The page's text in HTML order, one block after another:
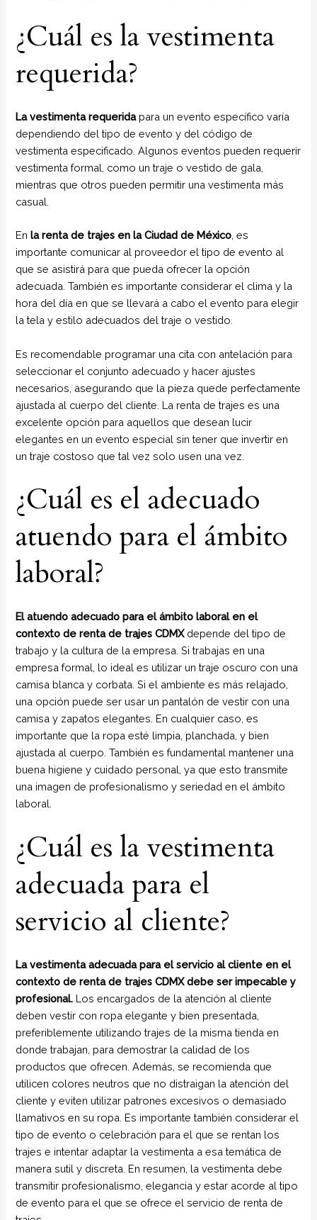
¿Cuál es la vestimenta
requerida?
La vestimenta requeridapara un evento específico varía
dependiendo del tipo de evento y del código de
vestimenta especificado. Algunos eventos pueden requerir
vestimenta formal, como un traje o vestido de gala,
mientras que otros pueden permitir una vestimenta más
casual.
Enla renta de trajes en la Ciudad de México, es
importante comunicar al proveedor el tipo de evento al
que se asistirá para que pueda ofrecer la opción
adecuada. También es importante considerar el clima y la
hora del día en que se llevará a cabo el evento para elegir
la tela y estilo adecuados del traje o vestido.
Es recomendable programar una cita con antelación para
seleccionar el conjunto adecuado y hacer ajustes
necesarios, asegurando que la pieza quede perfectamente
ajustada al cuerpo del cliente. La renta de trajes es una
excelente opción para aquellos que desean lucir
elegantes en un evento especial sin tener que invertir en
un traje costoso que tal vez solo usen una vez.
¿Cuál es el adecuado
atuendo para el ámbito
laboral?
El atuendo adecuado para el ámbito laboral en el
contexto de renta de trajes CDMXdepende del tipo de
trabajo y la cultura de la empresa. Si trabajas en una
empresa formal, lo ideal es utilizar un traje oscuro con una
camisa blanca y corbata. Si el ambiente es más relajado,
una opción puede ser usar un pantalón de vestir con una
camisa y zapatos elegantes. En cualquier caso, es
importante que la ropa esté limpia, planchada, y bien
ajustada al cuerpo. También es fundamental mantener una
buena higiene y cuidado personal, ya que esto transmite
una imagen de profesionalismo y seriedad en el ámbito
laboral.
¿Cuál es la vestimenta
adecuada para el
servicio al cliente?
La vestimenta adecuada para el servicio al cliente en el
contexto de renta de trajes CDMX debe ser impecable y
profesional. Los encargados de la atención al cliente
deben vestir con ropa elegante y bien presentada,
preferiblemente utilizando trajes de la misma tienda en
donde trabajan, para demostrar la calidad de los
productos que ofrecen. Además, se recomienda que
utilicen colores neutros que no distraigan la atención del
cliente y eviten utilizar patrones excesivos o demasiado
llamativos en su ropa. Es importante también considerar el
tipo de evento o celebración para el que se rentan los
trajes e intentar adaptar la vestimenta a esa temática de
manera sutil y discreta. En resumen, la vestimenta debe
transmitir profesionalismo, elegancia y estar acorde al tipo
de evento para el que se ofrece el servicio de renta de